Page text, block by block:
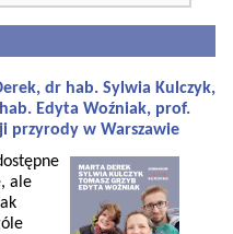
dr hab. Sylwia Kulczyk,
Edyta Woźniak, prof.
przyrody w Warszawie
ale